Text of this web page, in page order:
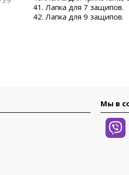
Лапка для 7 защипов.
Лапка для 9 защипов.
Мы в